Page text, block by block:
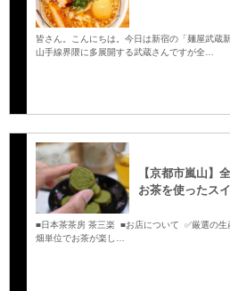
皆さん。こんにちは。今日は新宿の「麺屋武蔵
山手線界隈に多展開する武蔵さんですが全…
【京都市嵐山】
お茶を使ったス
■日本茶茶房 茶三楽 ■お店について ✅厳選の生
畑単位でお茶が楽し…